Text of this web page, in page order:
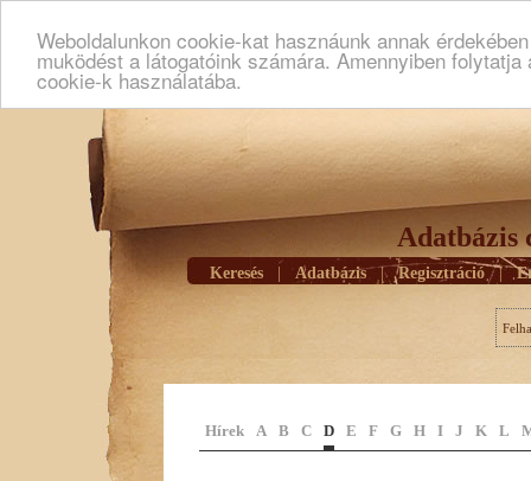
Weboldalunkon cookie-kat hasznáunk annak
muködést a látogatóink számára. Amennyiben
cookie-k használatába.
Adatbázis
Keresés Adatbázis | Regisztráció |
Hírek A B C D E F G H I J K L